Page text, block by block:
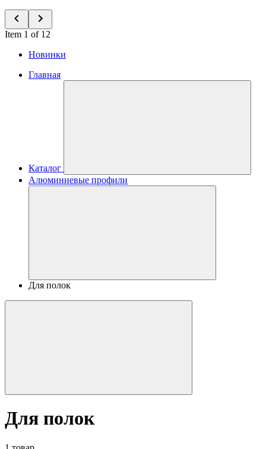
Item 1 of 12
Новинки
Главная
Каталог
Алюминиевые профили
Для полок
Для полок